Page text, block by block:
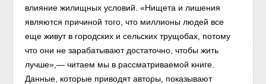
влияние жилищных условий. «Нищета и лишения
являются причиной того, что миллионы людей все
еще живут в городских и сельских трущобах, потому
что они не зарабатывают достаточно, чтобы жить
лучше»,— читаем мы в рассматриваемой книге.
Данные, которые приводят авторы, показывают